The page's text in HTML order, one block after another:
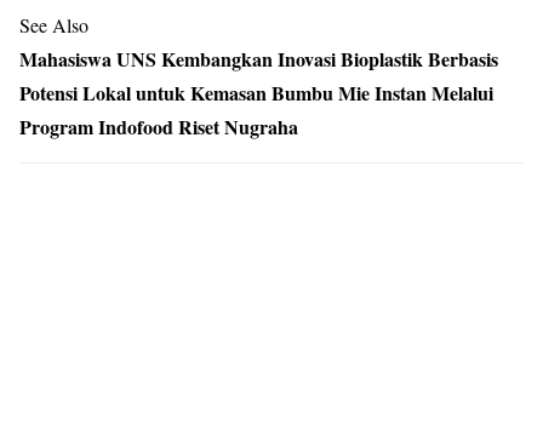
See Also
Mahasiswa UNS Kembangkan Inovasi Bioplastik Berbasis
Potensi Lokal untuk Kemasan Bumbu Mie Instan Melalui
Program Indofood Riset Nugraha